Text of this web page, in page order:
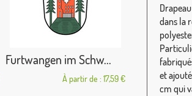
Furtwangen im Schw...
À partir de : 17,59 €
dans la
et
cm qui